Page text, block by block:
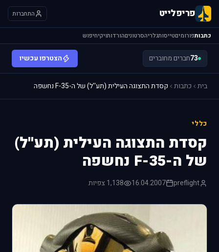
פריפלייט התחברות
כתבותפורומיםטייסותגלריהסרטוניםהורדותויקיחיפוש
73חברים מחוברים הצטרפו עכשיו
בית כתבות קסדת התצוגה העילית (תע''ל) של ה-F-35 נחשפה
כללי
קסדת התצוגה העילית (תע''ל)
של ה-F-35 נחשפה
preflight
16.04.2007 1,138 צפיות